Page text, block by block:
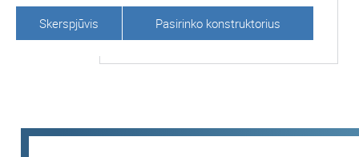
Skerspjūvis Pasirinko konstruktorius